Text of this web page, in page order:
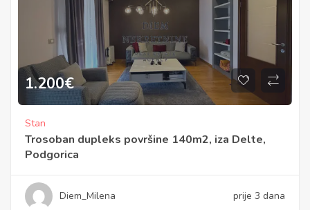
1.200€
Stan
Trosoban dupleks površine 140m2, iza Delte,
Podgorica
Diem_Milena prije 3 dana